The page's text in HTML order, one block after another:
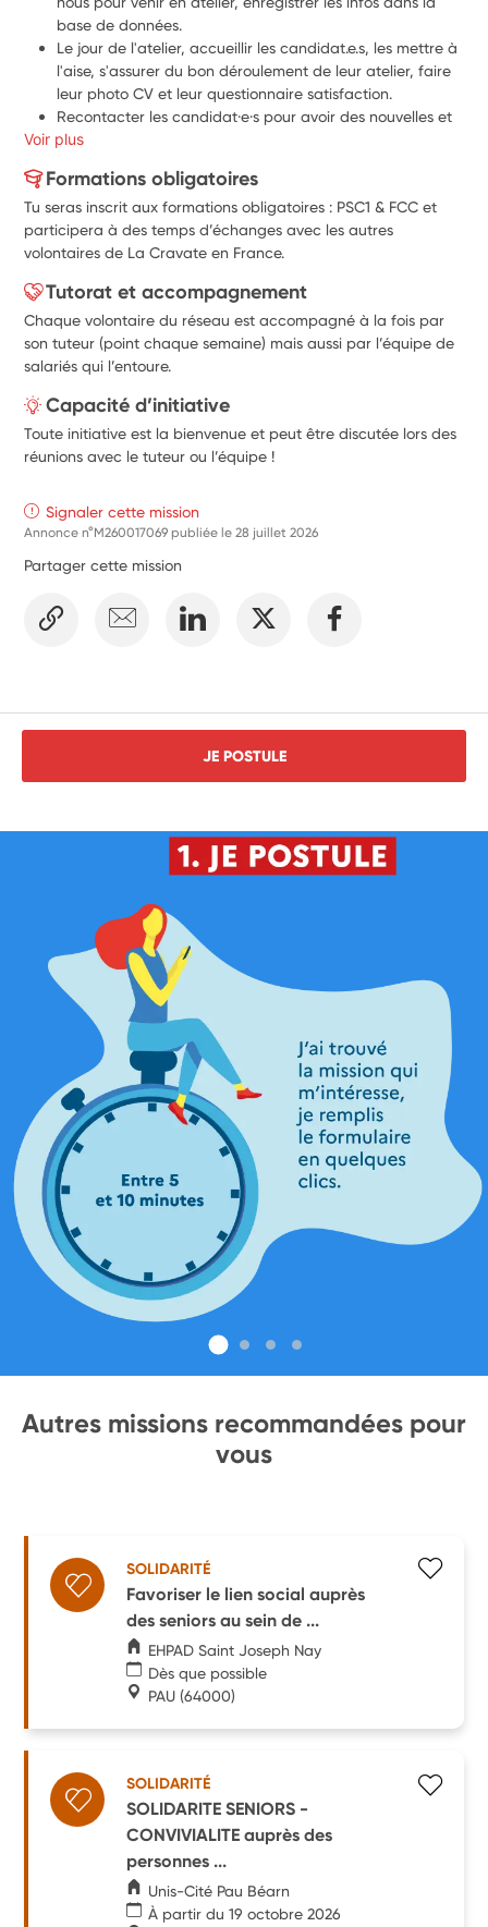
base de données.
Le jour de l'atelier, accueillir les candidat.e.s, les mettre à
l'aise, s'assurer du bon déroulement de leur atelier, faire
leur photo CV et leur questionnaire satisfaction.
Recontacter les candidat·e·s pour avoir des nouvelles et
assurer le suivi post atelier.
vêtements collectés par l’association et aux événements
de sensibilisation à la discrimination ( collecte en
entreprise, ateliers collectifs...)
Voir plus
Formations obligatoires
Tu seras inscrit aux formations obligatoires : PSC1 & FCC et
participera à des temps d’échanges avec les autres
volontaires de La Cravate en France.
Tutorat et accompagnement
Chaque volontaire du réseau est accompagné à la fois par
son tuteur (point chaque semaine) mais aussi par l’équipe de
salariés qui l’entoure.
Capacité d’initiative
Toute initiative est la bienvenue et peut être discutée lors des
réunions avec le tuteur ou l’équipe !
Signaler cette mission
Annonce n°M260017069 publiée le28 juillet 2026
Partager cette mission
JE POSTULE
Autres missions recommandées pour
vous
SOLIDARITÉ
Favoriser le lien social auprès
des seniors au sein de ...
EHPAD Saint Joseph Nay
Dès que possible
PAU (64000)
SOLIDARITÉ
SOLIDARITE SENIORS -
CONVIVIALITE auprès des
personnes ...
Unis-Cité Pau Béarn
À partir du 19 octobre 2026